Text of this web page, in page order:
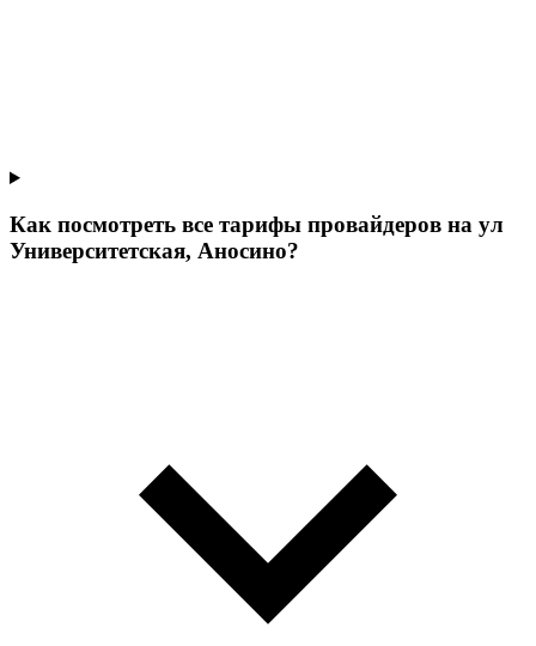
Как посмотреть все тарифы провайдеров на ул
Университетская, Аносино?